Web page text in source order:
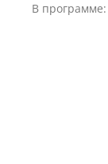
В программе: